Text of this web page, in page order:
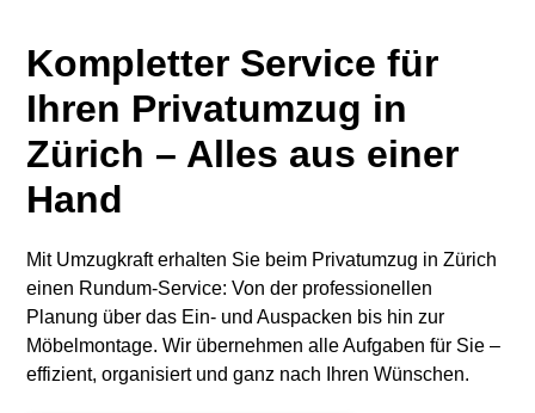
Kompletter Service für
Ihren Privatumzug in
Zürich – Alles aus einer
Hand
Mit Umzugkraft erhalten Sie beim Privatumzug in Zürich
einen Rundum-Service: Von der professionellen
Planung über das Ein- und Auspacken bis hin zur
Möbelmontage. Wir übernehmen alle Aufgaben für Sie –
effizient, organisiert und ganz nach Ihren Wünschen.